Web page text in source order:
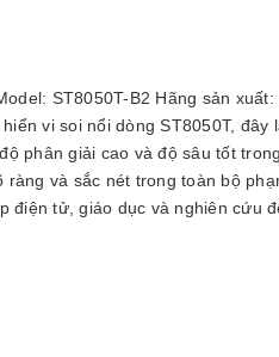
ST8050T-B2 Hãng sản
vi soi nổi dòng ST8050T, đây
phân giải cao và độ sâu tốt
và sắc nét trong toàn bộ
tử, giáo dục và nghiên cứu